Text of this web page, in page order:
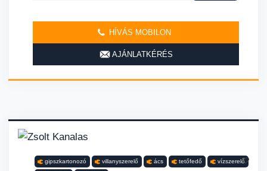
HÍVÁS MOBILON
AJÁNLATKÉRÉS
gipszkartonozó villanyszerelő ács tetőfedő vízszerelő